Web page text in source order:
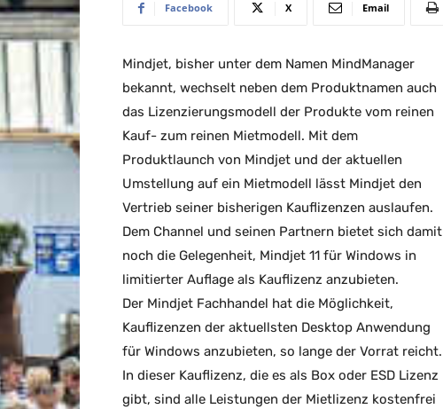
Facebook X Email
Mindjet, bisher unter dem Namen MindManager
bekannt, wechselt neben dem Produktnamen auch
das Lizenzierungsmodell der Produkte vom reinen
Kauf- zum reinen Mietmodell. Mit dem
Produktlaunch von Mindjet und der aktuellen
Umstellung auf ein Mietmodell lässt Mindjet den
Vertrieb seiner bisherigen Kauflizenzen auslaufen.
Dem Channel und seinen Partnern bietet sich damit
noch die Gelegenheit, Mindjet 11 für Windows in
limitierter Auflage als Kauflizenz anzubieten.
Der Mindjet Fachhandel hat die Möglichkeit,
Kauflizenzen der aktuellsten Desktop Anwendung
für Windows anzubieten, so lange der Vorrat reicht.
In dieser Kauflizenz, die es als Box oder ESD Lizenz
gibt, sind alle Leistungen der Mietlizenz kostenfrei